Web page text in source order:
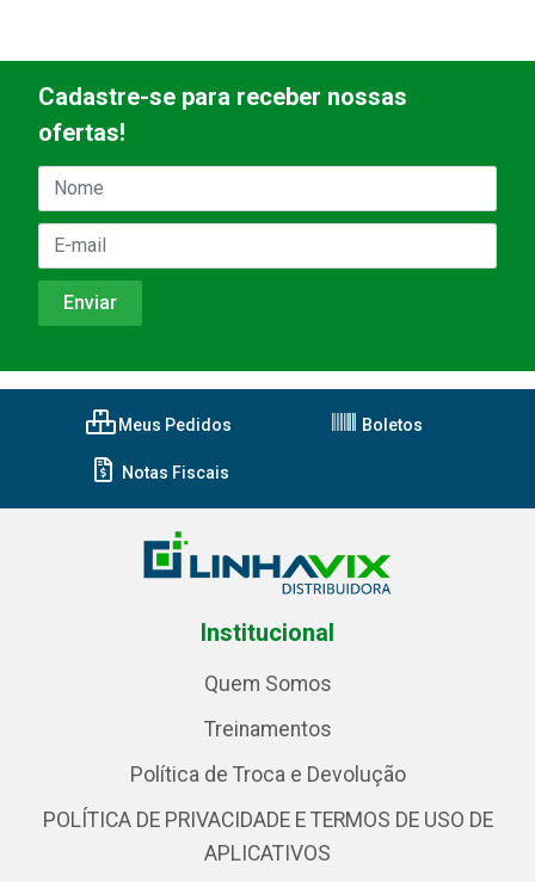
Cadastre-se para receber nossas
ofertas!
Meus Pedidos Boletos
Notas Fiscais
Institucional
Quem Somos
Treinamentos
Política de Troca e Devolução
POLÍTICA DE PRIVACIDADE E TERMOS DE USO DE
APLICATIVOS